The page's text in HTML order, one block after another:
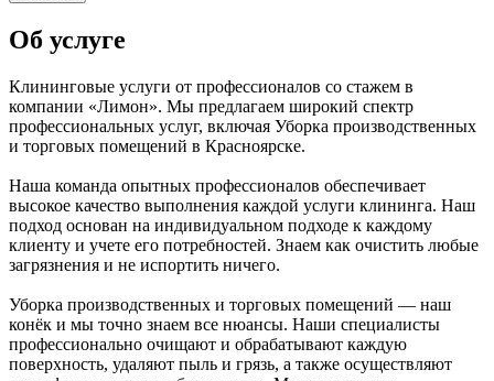
Об услуге
Клининговые услуги от профессионалов со стажем в
компании «Лимон». Мы предлагаем широкий спектр
профессиональных услуг, включая Уборка производственных
и торговых помещений в Красноярске.
Наша команда опытных профессионалов обеспечивает
высокое качество выполнения каждой услуги клининга. Наш
подход основан на индивидуальном подходе к каждому
клиенту и учете его потребностей. Знаем как очистить любые
загрязнения и не испортить ничего.
Уборка производственных и торговых помещений — наш
конёк и мы точно знаем все нюансы. Наши специалисты
профессионально очищают и обрабатывают каждую
поверхность, удаляют пыль и грязь, а также осуществляют